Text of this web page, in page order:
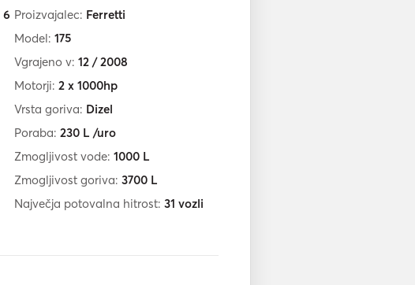
6 Proizvajalec: Ferretti
Model: 175
Vgrajeno v: 12 / 2008
Motorji: 2 x 1000hp
Vrsta goriva: Dizel
Poraba: 230 L /uro
Zmogljivost vode: 1000 L
Zmogljivost goriva: 3700 L
Največja potovalna hitrost: 31 vozli